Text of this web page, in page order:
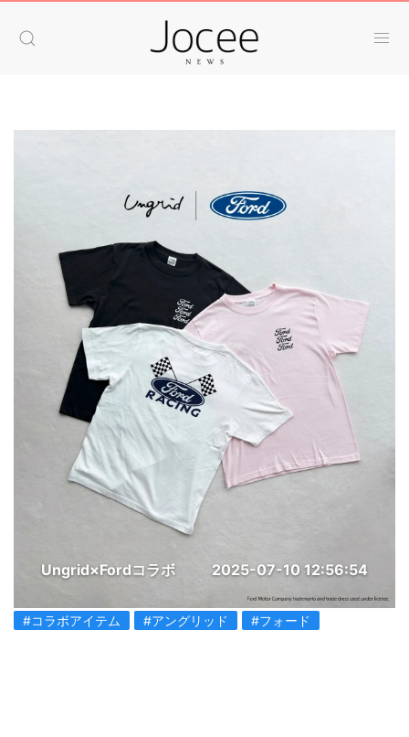
Ungrid×Fordコラボ 2025-07-10 12:56:54
#コラボアイテム #アングリッド #フォード